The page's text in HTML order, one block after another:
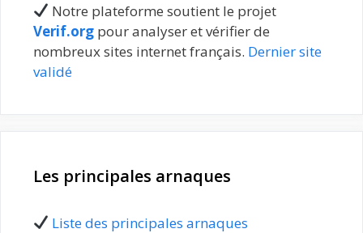
Notre plateforme soutient le projet
Verif.org pour analyser et vérifier de
nombreux sites internet français. Dernier site
validé
Les principales arnaques
Liste des principales arnaques